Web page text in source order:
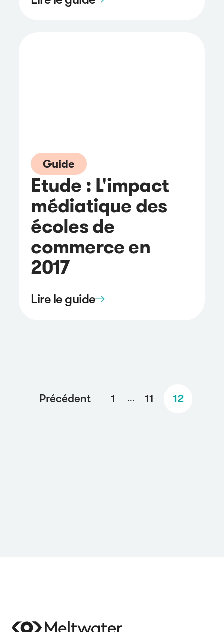
Guide
Etude : L'impact
médiatique des
écoles de
commerce en
2017
Lire le guide
Précédent 1 ... 11 12